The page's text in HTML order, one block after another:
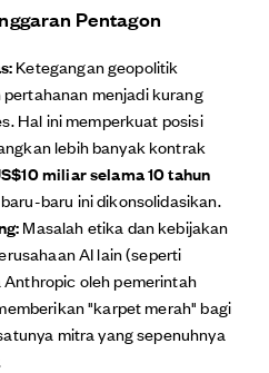
Pentagon
Ketegangan geopolitik
menjadi kurang
Hal ini memperkuat posisi
lebih banyak kontrak
miliar selama 10 tahun
baru ini dikonsolidasikan.
Masalah etika dan kebijakan
AI lain (seperti
oleh pemerintah
"karpet merah" bagi
mitra yang sepenuhnya